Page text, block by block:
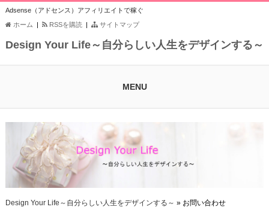
Adsense（アドセンス）アフィリエイトで稼ぐ
サイトマップ
RSSを購読 |
ホーム |
Design Your Life～自分らしい人生をデザインする～
MENU
Design Your Life～自分らしい人生をデザインする～ » お問い合わせ